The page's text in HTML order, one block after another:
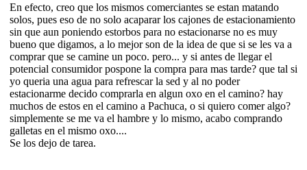
En efecto, creo que los mismos comerciantes se estan matando
solos, pues eso de no solo acaparar los cajones de estacionamiento
sin que aun poniendo estorbos para no estacionarse no es muy
bueno que digamos, a lo mejor son de la idea de que si se les va a
comprar que se camine un poco. pero... y si antes de llegar el
potencial consumidor pospone la compra para mas tarde? que tal si
yo queria una agua para refrescar la sed y al no poder
estacionarme decido comprarla en algun oxo en el camino? hay
muchos de estos en el camino a Pachuca, o si quiero comer algo?
simplemente se me va el hambre y lo mismo, acabo comprando
galletas en el mismo oxo....
Se los dejo de tarea.